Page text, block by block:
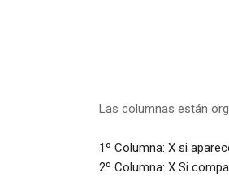
Las columnas están
1º Columna: X si
2º Columna: X Si